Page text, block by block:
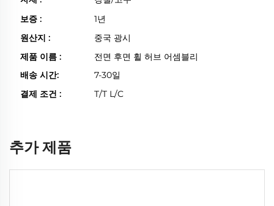
보증 :
1년
원산지 :
중국 광시
제품 이름 :
전면 후면 휠 허브 어셈블리
배송 시간:
7-30일
결제 조건 :
T/T L/C
추가 제품